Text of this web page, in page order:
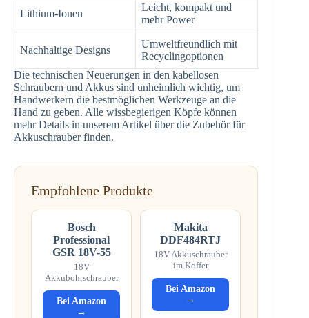
Lithium-Ionen
Leicht, kompakt und
mehr Power
Nachhaltige Designs
Umweltfreundlich mit
Recyclingoptionen
Die technischen Neuerungen in den kabellosen
Schraubern und Akkus sind unheimlich wichtig, um
Handwerkern die bestmöglichen Werkzeuge an die
Hand zu geben. Alle wissbegierigen Köpfe können
mehr Details in unserem Artikel über die Zubehör für
Akkuschrauber finden.
Empfohlene Produkte
Bosch
Professional
GSR 18V-55
18V
Akkubohrschrauber
Bei Amazon
→
Makita
DDF484RTJ
18V Akkuschrauber
im Koffer
Bei Amazon
→